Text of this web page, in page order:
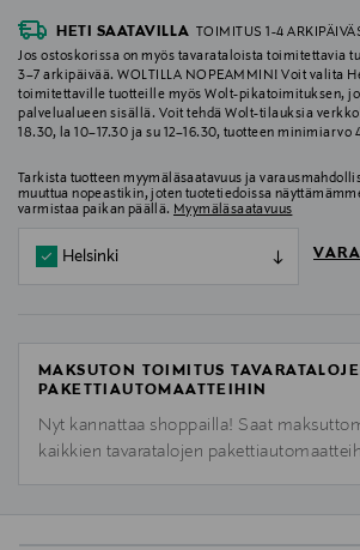
HETI SAATAVILLA
TOIMITUS 1-4
Jos ostoskorissa on myös tavarataloista toimitettavia
3–7 arkipäivää. WOLTILLA NOPEAMMIN! Voit valita
toimitettaville tuotteille myös Wolt-pikatoimituksen,
palvelualueen sisällä. Voit tehdä Wolt-tilauksia
18.30, la 10–17.30 ja su 12–16.30, tuotteen minimiarvo
Tarkista tuotteen myymäläsaatavuus ja
muuttua nopeastikin, joten tuotetiedoissa
varmistaa paikan päällä. Myymäläsaatavuus
Helsinki
MAKSUTON TOIMITUS
PAKETTIAUTOMAATTEIHIN
Nyt kannattaa shoppailla! Saat
kaikkien tavaratalojen